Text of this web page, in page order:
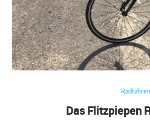
Radfahren
Das Flitzpiepen